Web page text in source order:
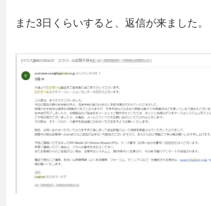
また3日くらいすると、返信が来ました。